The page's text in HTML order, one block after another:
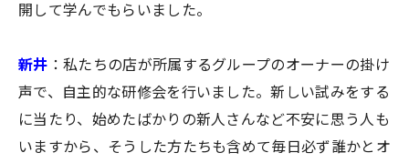
開して学んでもらいました。
新井 ：私たちの店が所属するグループのオーナーの掛け
声で、自主的な研修会を行いました。新しい試みをする
に当たり、始めたばかりの新人さんなど不安に思う人も
いますから、そうした方たちも含めて毎日必ず誰かとオ